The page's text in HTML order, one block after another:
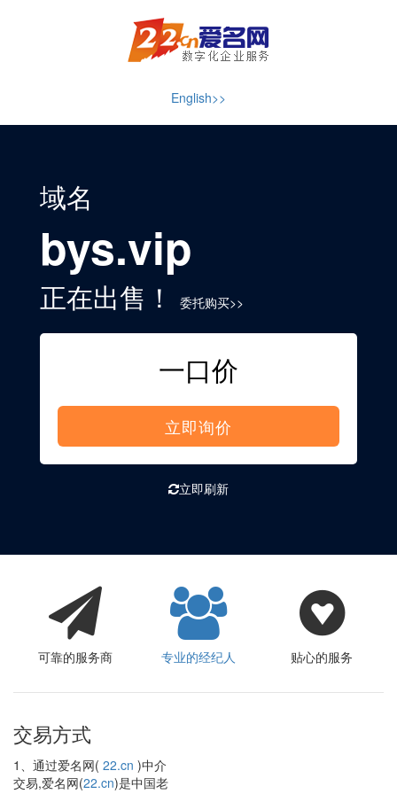
English>>
域名
bys.vip
正在出售！ 委托购买>>
一口价
立即询价
立即刷新
可靠的服务商 专业的经纪人 贴心的服务
交易方式
1、通过爱名网( 22.cn )中介
交易,爱名网(22.cn)是中国老